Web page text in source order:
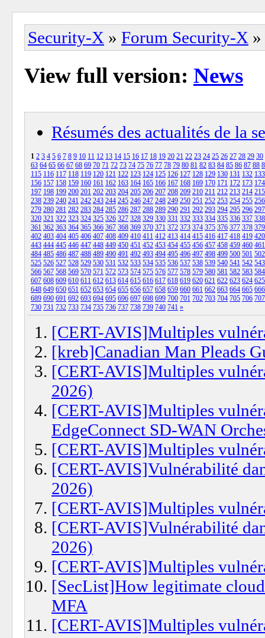
Security-X » Forum Security-X
View full version: News
Résumés des actualités de la
1 2 3 4 5 6 7 8 9 10 11 12 13 14 15 16 17 18 19 20 21 22 23 24 25 26 27 28 29 30
63 64 65 66 67 68 69 70 71 72 73 74 75 76 77 78 79 80 81 82 83 84 85 86 87 88
115 116 117 118 119 120 121 122 123 124 125 126 127 128 129 130 131 132 133
156 157 158 159 160 161 162 163 164 165 166 167 168 169 170 171 172 173 174
197 198 199 200 201 202 203 204 205 206 207 208 209 210 211 212 213 214 215
238 239 240 241 242 243 244 245 246 247 248 249 250 251 252 253 254 255 256
279 280 281 282 283 284 285 286 287 288 289 290 291 292 293 294 295 296 297
320 321 322 323 324 325 326 327 328 329 330 331 332 333 334 335 336 337 338
361 362 363 364 365 366 367 368 369 370 371 372 373 374 375 376 377 378 379
402 403 404 405 406 407 408 409 410 411 412 413 414 415 416 417 418 419 420
443 444 445 446 447 448 449 450 451 452 453 454 455 456 457 458 459 460 461
484 485 486 487 488 489 490 491 492 493 494 495 496 497 498 499 500 501 502
525 526 527 528 529 530 531 532 533 534 535 536 537 538 539 540 541 542 543
566 567 568 569 570 571 572 573 574 575 576 577 578 579 580 581 582 583 584
607 608 609 610 611 612 613 614 615 616 617 618 619 620 621 622 623 624 625
648 649 650 651 652 653 654 655 656 657 658 659 660 661 662 663 664 665 666
689 690 691 692 693 694 695 696 697 698 699 700 701 702 703 704 705 706 707
730 731 732 733 734 735 736 737 738 739 740 741 »
[CERT-AVIS]Multiples
[kreb]Canadian Man Pleads
[CERT-AVIS]Multiples
2026)
[CERT-AVIS]Multiples
EdgeConnect SD-WAN
[CERT-AVIS]Multiples
[CERT-AVIS]Vulnérabilité
2026)
[CERT-AVIS]Multiples
[CERT-AVIS]Vulnérabilité
2026)
[CERT-AVIS]Multiples
[SecList]How legitimate
MFA
[CERT-AVIS]Multiples